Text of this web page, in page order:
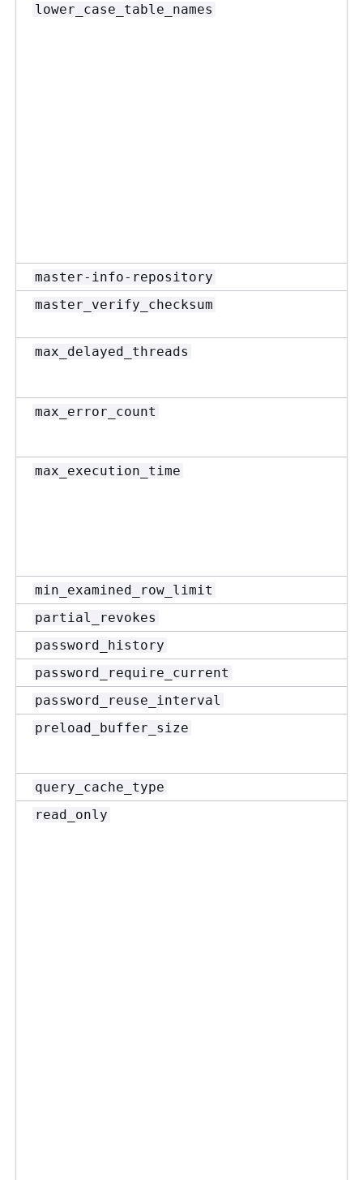
lower_case_table_names
master-info-repository
master_verify_checksum
max_delayed_threads
max_error_count
max_execution_time
min_examined_row_limit
partial_revokes
password_history
password_require_current
password_reuse_interval
preload_buffer_size
query_cache_type
read_only